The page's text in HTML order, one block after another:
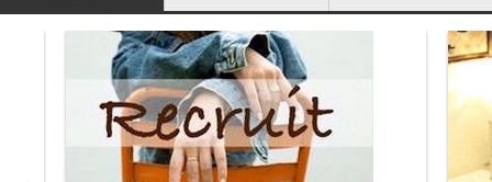
はじめて伺いました。ネイル初心者で不安に思っていましたが、丁
寧に対応、提案して下さってとても安心しました。自爪が折れてす
ごい短かったのですが、上品な大人ネイルで手が綺麗に見えるよう
に仕上げてくれました。とても気にいっています。ありがとうござ
いました！（30代 女性）